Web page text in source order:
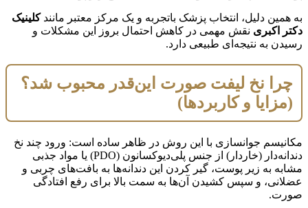
به همین دلیل، انتخاب پزشک باتجربه و یک مرکز معتبر مانندکلینیک
دکتر اکبری نقش مهمی در کاهش احتمال بروز این مشکلات و
رسیدن به نتیجه‌ای طبیعی دارد.
چرا نخ لیفت صورت این‌قدر محبوب شد؟
(مزایا و کاربردها)
مکانیسم جوانسازی با این روش در ظاهر ساده است: ورود چند نخ
دندانه‌دار (خاردار) از جنس پلی‌دیوکسانون (PDO) یا مواد جذبی
مشابه به زیر پوست، گیر کردن این دندانه‌ها به بافت‌های چربی و
عضلانی، و سپس کشیدن آن‌ها به سمت بالا برای رفع افتادگی
صورت.